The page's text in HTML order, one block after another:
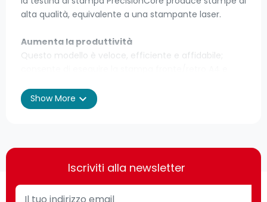
alta qualità, equivalente a una stampante laser.
Aumenta la produttività
Questo modello è veloce, efficiente e affidabile;
di 10ppm a colori¹. È anche facile da usare
direttamente grazie a un’interfaccia utente intuitiva
Costi ridotti al minimo
Riduci drasticamente i costi; questa stampante è
efficienti del 50% rispetto alle cartucce a tre colori³.
Show More expand_more
Iscriviti alla newsletter